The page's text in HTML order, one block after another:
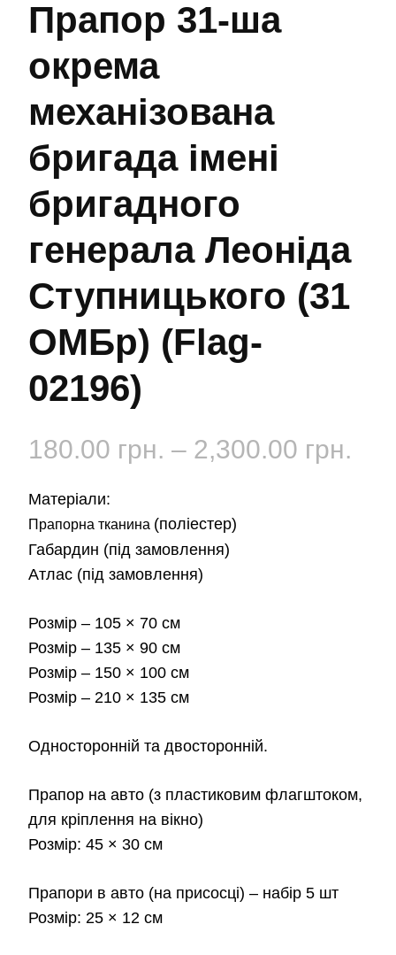
Прапор 31-ша
окрема
механізована
бригада імені
бригадного
генерала Леоніда
Ступницького (31
ОМБр) (Flag-
02196)
180.00 грн. – 2,300.00 грн.
Матеріали:
Прапорна тканина (поліестер)
Габардин (під замовлення)
Атлас (під замовлення)
Розмір – 105 × 70 см
Розмір – 135 × 90 см
Розмір – 150 × 100 см
Розмір – 210 × 135 см
Односторонній та двосторонній.
Прапор на авто (з пластиковим флагштоком,
для кріплення на вікно)
Розмір: 45 × 30 см
Прапори в авто (на присосці) – набір 5 шт
Розмір: 25 × 12 см